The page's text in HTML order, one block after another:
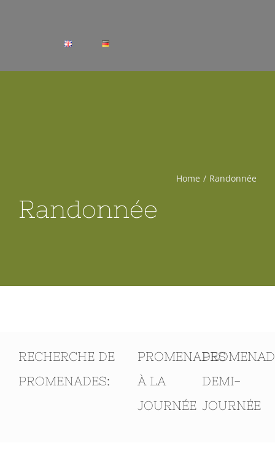
Randonnée
Home Randonnée
RECHERCHE DE
PROMENADES:
PROMENADES
À LA
JOURNÉE
DEMI-
JOURNÉE